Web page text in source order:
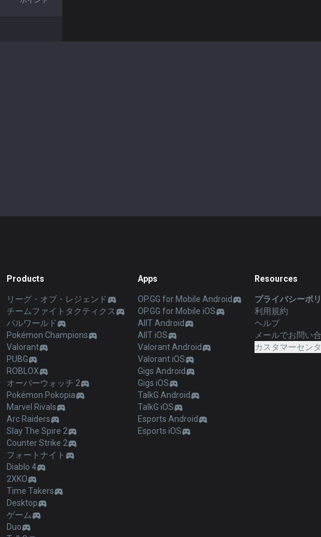
Products
リーグ・オブ・レジェンド
チームファイトタクティクス
パルワールド
Pokémon Champions
Valorant
PUBG
ROBLOX
オーバーウォッチ 2
Pokémon Pokopia
Marvel Rivals
Arc Raiders
Slay The Spire 2
Counter Strike 2
フォートナイト
Diablo 4
2XKO
Time Takers
Desktop
ゲーム
Duo
Apps
OP.GG for Mobile Android
OP.GG for Mobile iOS
AllT Android
AllT iOS
Valorant Android
Valorant iOS
Gigs Android
Gigs iOS
TalkG Android
TalkG iOS
Esports Android
Esports iOS
Resources
プライバシーポ
利用規約
ヘルプ
メールでお問い
カスタマーセン